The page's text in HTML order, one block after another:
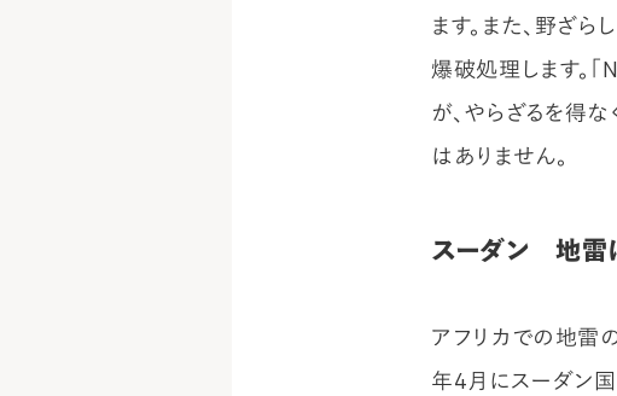
ます。また、野ざ
爆破処理します。
が、やらざるを得
はありません。
スーダン 地雷
アフリカでの地雷
年4月にスーダン